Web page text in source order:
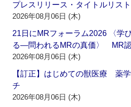
プレスリリース・タイトルリス
2026年08月06日 (木)
21日にMRフォーラム2026 〈学
る―問われるMRの真価〉 MR
2026年08月06日 (木)
【訂正】はじめての獣医療 薬
チ
2026年08月06日 (木)